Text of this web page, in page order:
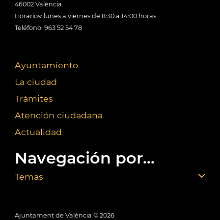
46002 València
Horarios: lunes a viernes de 8:30 a 14:00 horas
Teléfono: 963 52 54 78
Ayuntamiento
La ciudad
Trámites
Atención ciudadana
Actualidad
Navegación por...
Temas
Ajuntament de València © 2026